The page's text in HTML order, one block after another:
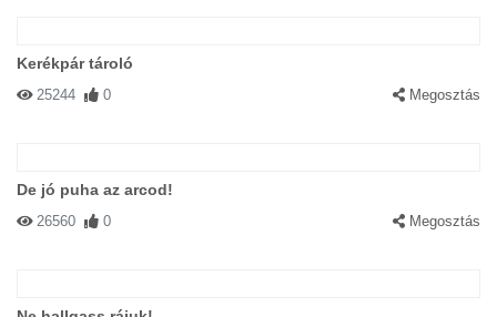
Kerékpár tároló
25244 0 Megosztás
De jó puha az arcod!
26560 0 Megosztás